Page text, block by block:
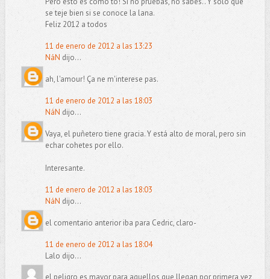
se teje bien si se conoce la lana.
Feliz 2012 a todos
11 de enero de 2012 a las 13:23
NáN dijo...
ah, l'amour! Ça ne m'interese pas.
11 de enero de 2012 a las 18:03
NáN dijo...
Vaya, el puñetero tiene gracia. Y está alto de moral, pero sin
echar cohetes por ello.
Interesante.
11 de enero de 2012 a las 18:03
NáN dijo...
el comentario anterior iba para Cedric, claro-
11 de enero de 2012 a las 18:04
Lalo dijo...